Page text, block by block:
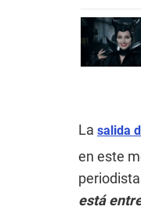
La salida
en este
está